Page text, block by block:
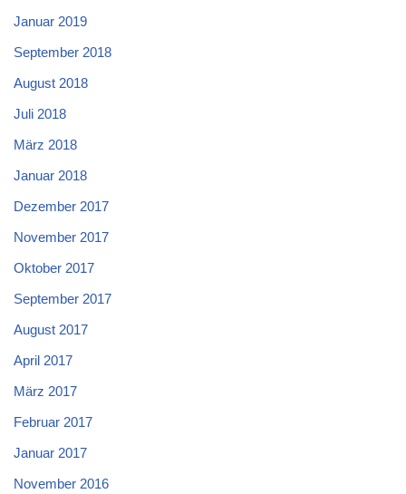
Januar 2019
September 2018
August 2018
Juli 2018
März 2018
Januar 2018
Dezember 2017
November 2017
Oktober 2017
September 2017
August 2017
April 2017
März 2017
Februar 2017
Januar 2017
November 2016